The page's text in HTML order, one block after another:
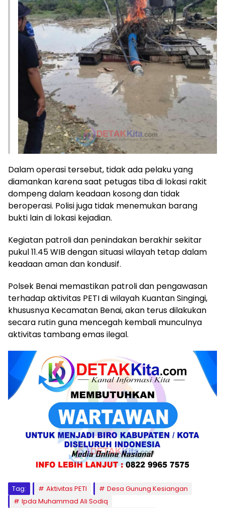
Dalam operasi tersebut, tidak ada pelaku yang
diamankan karena saat petugas tiba di lokasi rakit
dompeng dalam keadaan kosong dan tidak
beroperasi. Polisi juga tidak menemukan barang
bukti lain di lokasi kejadian.
Kegiatan patroli dan penindakan berakhir sekitar
pukul 11.45 WIB dengan situasi wilayah tetap dalam
keadaan aman dan kondusif.
Polsek Benai memastikan patroli dan pengawasan
terhadap aktivitas PETI di wilayah Kuantan Singingi,
khususnya Kecamatan Benai, akan terus dilakukan
secara rutin guna mencegah kembali munculnya
aktivitas tambang emas ilegal.
Tag: Aktivitas PETI
Desa Gunung Kesiangan
Ipda Muhammad Ali Sodiq